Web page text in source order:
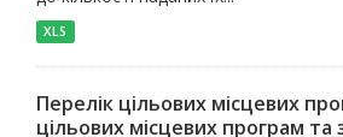
XLS
Перелік цільових місцевих
цільових місцевих програм та